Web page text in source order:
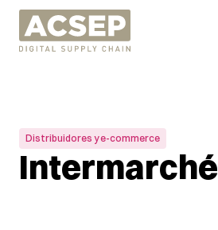
Distribuidores y e-commerce
Intermarché